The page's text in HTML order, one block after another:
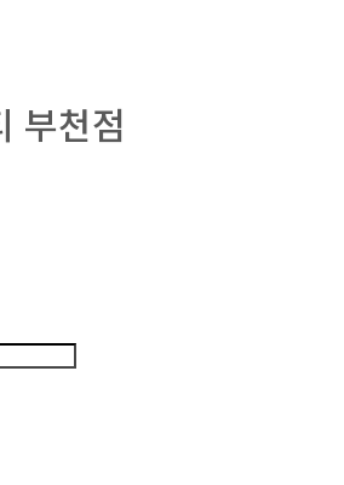
부천점